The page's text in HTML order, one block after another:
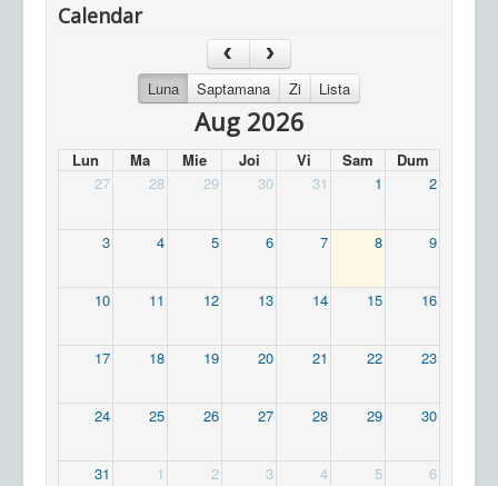
Calendar
Luna Saptamana Zi Lista
Aug 2026
Lun Ma Mie Joi Vi Sam
Dum
27
28 29 30 31 1 2
3 4 5 6 7 8 9
10 11 12 13 14 15 16
17 18 19 20 21 22 23
24 25 26 27 28 29 30
31 1 2 3 4 5 6